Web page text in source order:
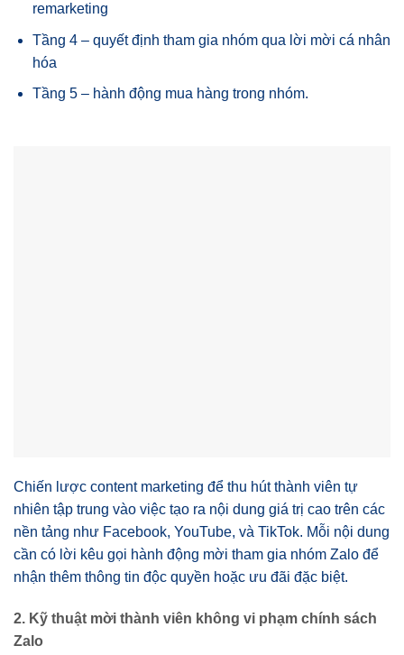
remarketing
Tầng 4 – quyết định tham gia nhóm qua lời mời cá nhân
hóa
Tầng 5 – hành động mua hàng trong nhóm.
Chiến lược content marketing để thu hút thành viên tự
nhiên tập trung vào việc tạo ra nội dung giá trị cao trên các
nền tảng như Facebook, YouTube, và TikTok. Mỗi nội dung
cần có lời kêu gọi hành động mời tham gia nhóm Zalo để
nhận thêm thông tin độc quyền hoặc ưu đãi đặc biệt.
2. Kỹ thuật mời thành viên không vi phạm chính sách
Zalo